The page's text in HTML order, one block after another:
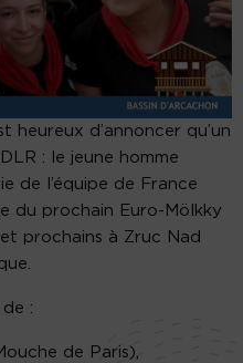
heureux d’annoncer qu’un
: le jeune homme
de l’équipe de France
du prochain Euro-Mölkky
prochains à Zruc Nad
:
de Paris),